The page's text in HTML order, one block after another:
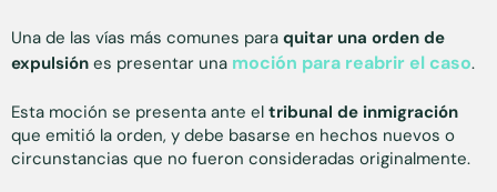
Una de las vías más comunes para quitar una orden de
expulsión es presentar una moción para reabrir el caso.
Esta moción se presenta ante el tribunal de inmigración
que emitió la orden, y debe basarse en hechos nuevos o
circunstancias que no fueron consideradas originalmente.